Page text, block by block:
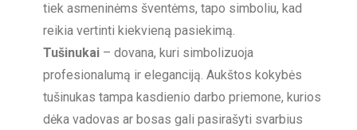
tiek asmeninėms šventėms, tapo simboliu, kad
reikia vertinti kiekvieną pasiekimą.
Tušinukai – dovana, kuri simbolizuoja
profesionalumą ir eleganciją. Aukštos kokybės
tušinukas tampa kasdienio darbo priemone, kurios
dėka vadovas ar bosas gali pasirašyti svarbius